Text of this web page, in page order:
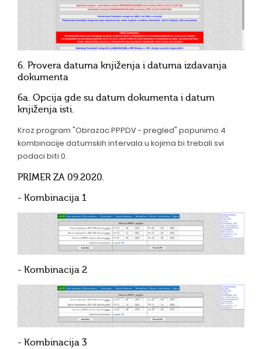
6. Provera datuma knjiženja i datuma izdavanja
dokumenta
6a. Opcija gde su datum dokumenta i datum
knjiženja isti.
Kroz program "Obrazac PPPDV - pregled" popunimo 4
kombinacije datumskih intervala u kojima bi trebali svi
podaci biti 0.
PRIMER ZA 09.2020.
- Kombinacija 1
- Kombinacija 2
- Kombinacija 3